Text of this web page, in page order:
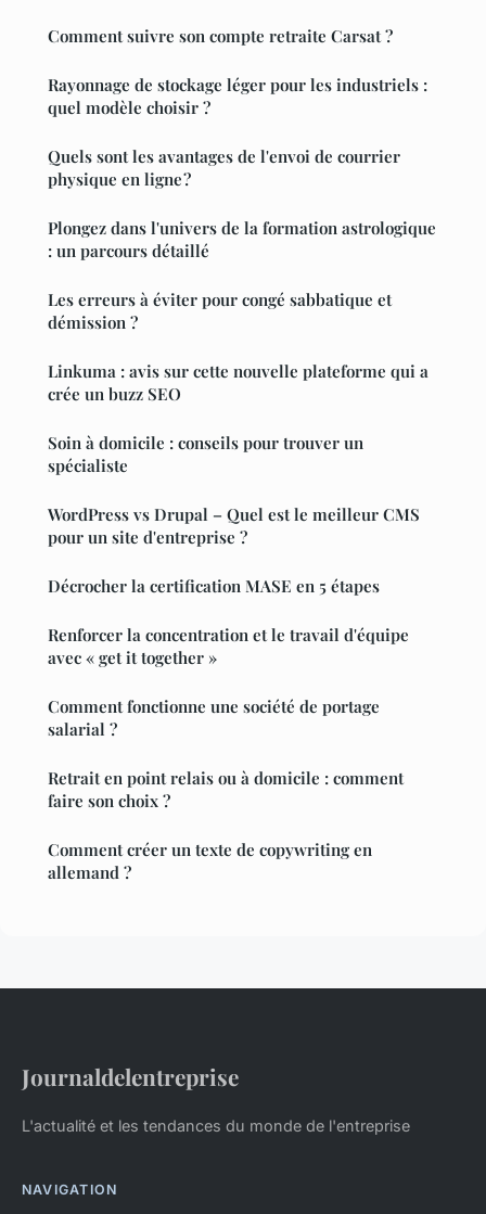
Comment suivre son compte retraite Carsat ?
Rayonnage de stockage léger pour les industriels :
quel modèle choisir ?
Quels sont les avantages de l'envoi de courrier
physique en ligne ?
Plongez dans l'univers de la formation astrologique
: un parcours détaillé
Les erreurs à éviter pour congé sabbatique et
démission ?
Linkuma : avis sur cette nouvelle plateforme qui a
crée un buzz SEO
Soin à domicile : conseils pour trouver un
spécialiste
WordPress vs Drupal – Quel est le meilleur CMS
pour un site d'entreprise ?
Décrocher la certification MASE en 5 étapes
Renforcer la concentration et le travail d'équipe
avec « get it together »
Comment fonctionne une société de portage
salarial ?
Retrait en point relais ou à domicile : comment
faire son choix ?
Comment créer un texte de copywriting en
allemand ?
Journaldelentreprise
L'actualité et les tendances du monde de l'entreprise
NAVIGATION